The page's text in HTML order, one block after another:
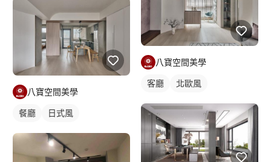
八寶空間美學
餐廳 日式風
八寶空間美學
客廳 北歐風